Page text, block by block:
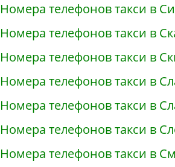
Номера телефонов такси в
Номера телефонов такси в
Номера телефонов такси в
Номера телефонов такси в
Номера телефонов такси в
Номера телефонов такси в
Номера телефонов такси в